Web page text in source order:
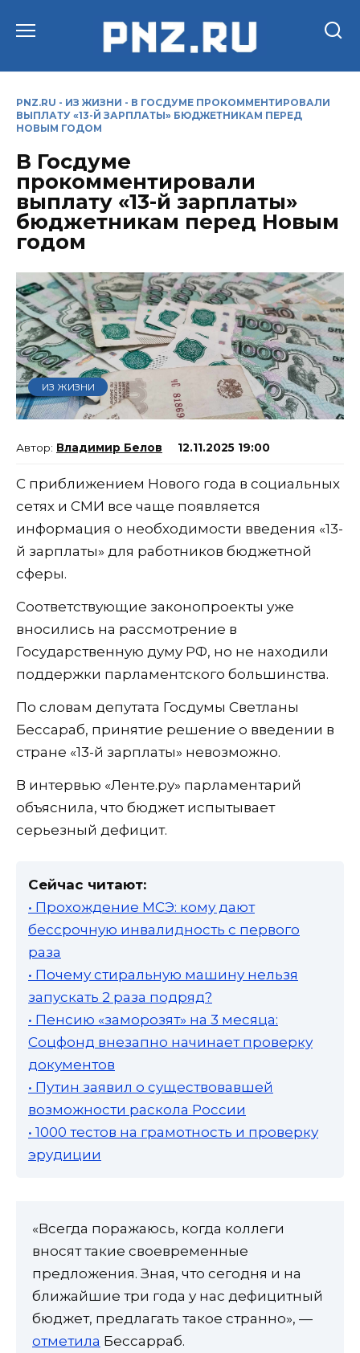
PNZ.RU - ИЗ ЖИЗНИ - В ГОСДУМЕ ПРОКОММЕНТИРОВАЛИ
ВЫПЛАТУ «13-Й ЗАРПЛАТЫ» БЮДЖЕТНИКАМ ПЕРЕД
НОВЫМ ГОДОМ
В Госдуме
прокомментировали
выплату «13-й зарплаты»
бюджетникам перед Новым
годом
ИЗ ЖИЗНИ
Владимир Белов 12.11.2025 19:00
С приближением Нового года в социальных
сетях и СМИ все чаще появляется
информация о необходимости введения «13-
й зарплаты» для работников бюджетной
сферы.
Соответствующие законопроекты уже
вносились на рассмотрение в
Государственную думу РФ, но не находили
поддержки парламентского большинства.
По словам депутата Госдумы Светланы
Бессараб, принятие решение о введении в
стране «13-й зарплаты» невозможно.
В интервью «Ленте.ру» парламентарий
объяснила, что бюджет испытывает
серьезный дефицит.
Сейчас читают:
• Прохождение МСЭ: кому дают
бессрочную инвалидность с первого
раза
• Почему стиральную машину нельзя
запускать 2 раза подряд?
• Пенсию «заморозят» на 3 месяца:
Соцфонд внезапно начинает проверку
документов
• Путин заявил о существовавшей
возможности раскола России
• 1000 тестов на грамотность и проверку
эрудиции
«Всегда поражаюсь, когда коллеги
вносят такие своевременные
предложения. Зная, что сегодня и на
ближайшие три года у нас дефицитный
бюджет, предлагать такое странно», —
отметила Бессарраб.